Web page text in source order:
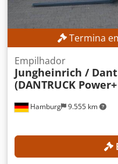
Termina
Hamburg 9.555 km
Empilhador
Jungheinrich /
(DANTRUCK